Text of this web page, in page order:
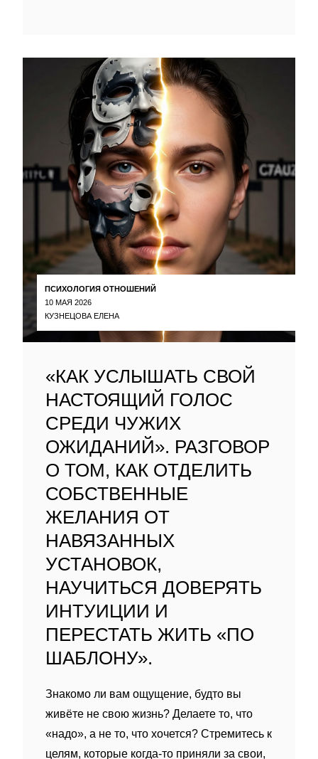
ПСИХОЛОГИЯ ОТНОШЕНИЙ
10 МАЯ 2026
КУЗНЕЦОВА ЕЛЕНА
«КАК УСЛЫШАТЬ СВОЙ
НАСТОЯЩИЙ ГОЛОС
СРЕДИ ЧУЖИХ
ОЖИДАНИЙ». РАЗГОВОР
О ТОМ, КАК ОТДЕЛИТЬ
СОБСТВЕННЫЕ
ЖЕЛАНИЯ ОТ
НАВЯЗАННЫХ
УСТАНОВОК,
НАУЧИТЬСЯ ДОВЕРЯТЬ
ИНТУИЦИИ И
ПЕРЕСТАТЬ ЖИТЬ «ПО
ШАБЛОНУ».
Знакомо ли вам ощущение, будто вы
живёте не свою жизнь? Делаете то, что
«надо», а не то, что хочется? Стремитесь к
целям, которые когда‑то приняли за свои,